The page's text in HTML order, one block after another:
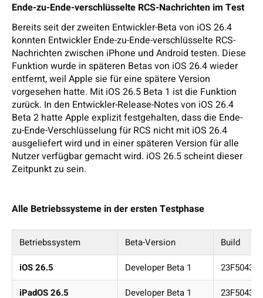
Ende-zu-Ende-verschlüsselte RCS-Nachrichten im Test
Bereits seit der zweiten Entwickler-Beta von iOS 26.4
konnten Entwickler Ende-zu-Ende-verschlüsselte RCS-
Nachrichten zwischen iPhone und Android testen. Diese
Funktion wurde in späteren Betas von iOS 26.4 wieder
entfernt, weil Apple sie für eine spätere Version
vorgesehen hatte. Mit iOS 26.5 Beta 1 ist die Funktion
zurück. In den Entwickler-Release-Notes von iOS 26.4
Beta 2 hatte Apple explizit festgehalten, dass die Ende-
zu-Ende-Verschlüsselung für RCS nicht mit iOS 26.4
ausgeliefert wird und in einer späteren Version für alle
Nutzer verfügbar gemacht wird. iOS 26.5 scheint dieser
Zeitpunkt zu sein.
Alle Betriebssysteme in der ersten Testphase
Betriebssystem Beta-Version
Build
iOS 26.5
Developer Beta 1
23F5043g
iPadOS 26.5
Developer Beta 1 23F5043g